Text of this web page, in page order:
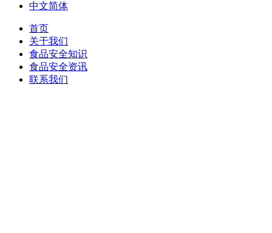
中文简体
首页
关于我们
食品安全知识
食品安全资讯
联系我们